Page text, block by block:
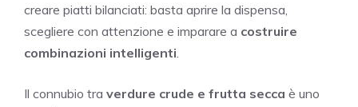
creare piatti bilanciati: basta aprire la dispensa,
scegliere con attenzione e imparare a costruire
combinazioni intelligenti.
Il connubio tra verdure crude e frutta secca è uno